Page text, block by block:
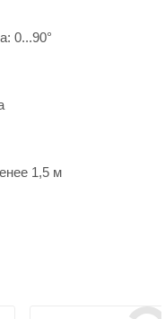
0...90°
1,5 м